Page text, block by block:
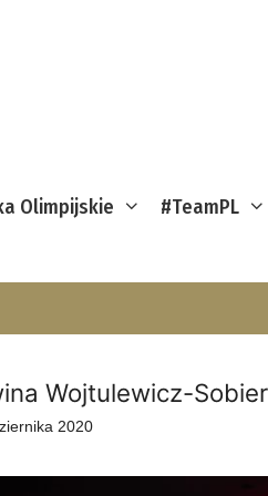
Olimpijskie #TeamPL
Wojtulewicz-
2020